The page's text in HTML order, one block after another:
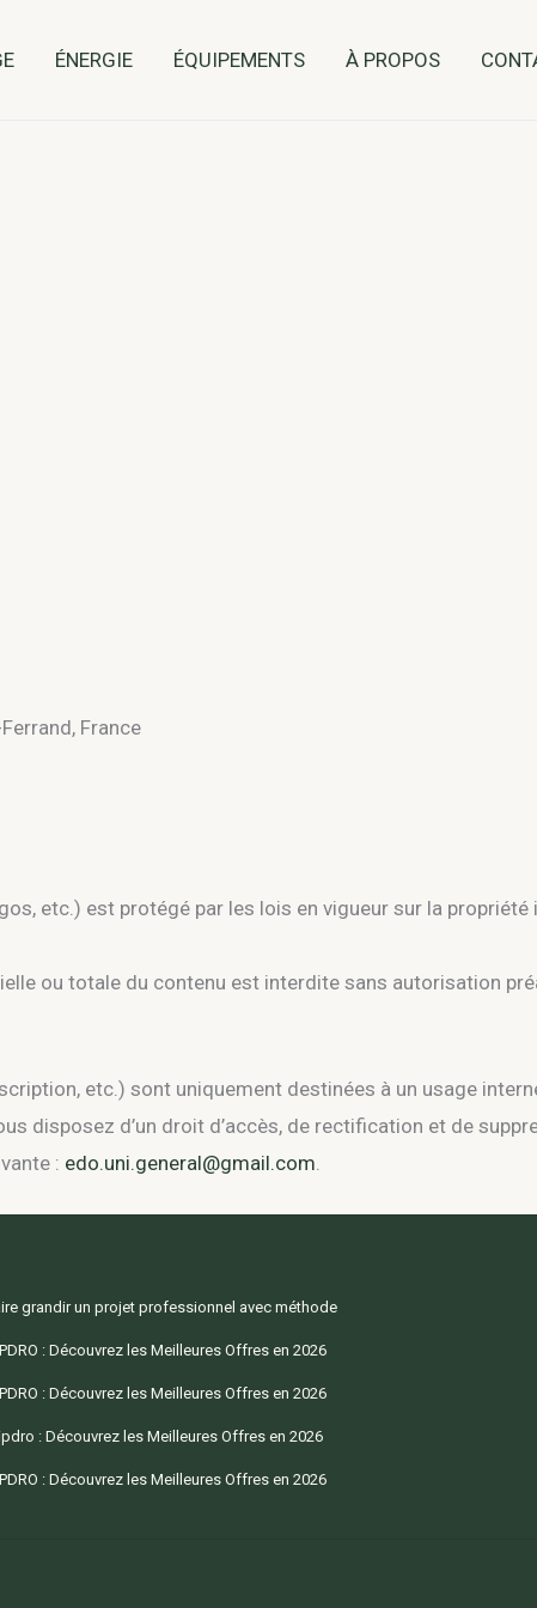
ÉNERGIE ÉQUIPEMENTS À PROPOS
France
etc.) est protégé par les lois en vigueur sur la
ou totale du contenu est interdite sans autorisation
etc.) sont uniquement destinées à un usage
disposez d’un droit d’accès, de rectification et de
: edo.uni.general@gmail.com.
grandir un projet professionnel avec méthode
: Découvrez les Meilleures Offres en 2026
: Découvrez les Meilleures Offres en 2026
: Découvrez les Meilleures Offres en 2026
: Découvrez les Meilleures Offres en 2026